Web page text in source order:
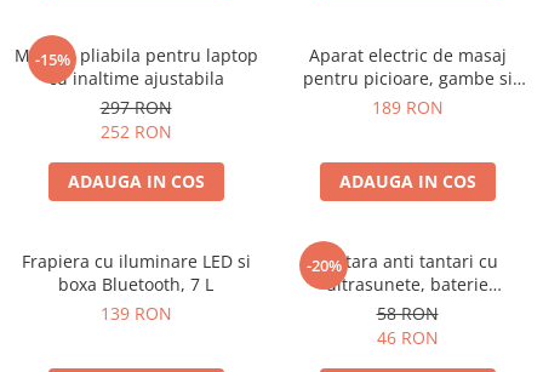
-15%
Masuta pliabila pentru laptop
cu inaltime ajustabila
297 RON
252 RON
ADAUGA IN COS
Aparat electric de masaj
pentru picioare, gambe si
brate
189 RON
ADAUGA IN COS
Frapiera cu iluminare LED si
boxa Bluetooth, 7 L
139 RON
-20%
Bratara anti tantari cu
ultrasunete, baterie
reincarcabila 90mAh
58 RON
46 RON